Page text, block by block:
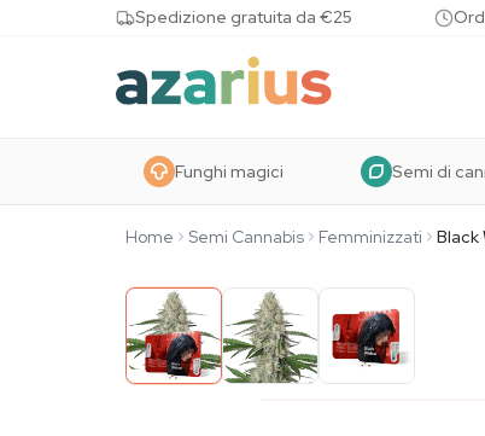
Skip to contentSpedizione gratuita da €25
Funghi magici Semi di
Home Semi Cannabis Femminizzati Black